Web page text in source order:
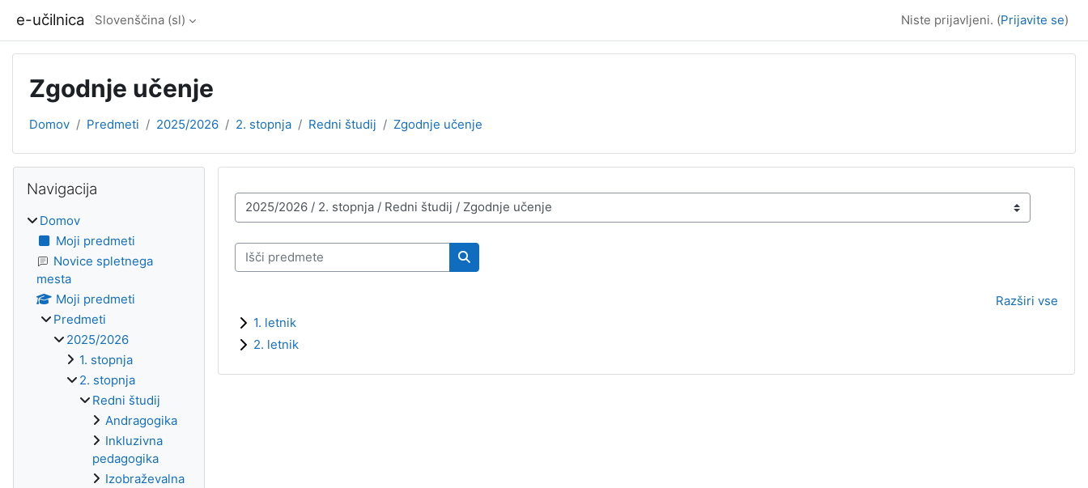
e-učilnica Slovenščina ‎(sl)‎ Niste prijavljeni. (Prijavite se)
Zgodnje učenje
Domov Predmeti 2025/2026 2. stopnja Redni študij Zgodnje učenje
Kategorije predmetov
Išči predmete
Išči predmete
Razširi vse
1. letnik
2. letnik
Bloki
Navigacija
Domov
Moji predmeti
Novice spletnega
mesta
Moji predmeti
Predmeti
2025/2026
1. stopnja
2. stopnja
Redni študij
Andragogika
Inkluzivna
pedagogika
Izobraževalna